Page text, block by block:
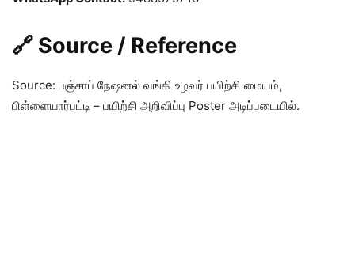
🔗 Source / Reference
Source: பஞ்சாப் நேஷனல் வங்கி உழவர் பயிற்சி மையம்,
பிள்ளையார்பட்டி – பயிற்சி அறிவிப்பு Poster அடிப்படையில்.